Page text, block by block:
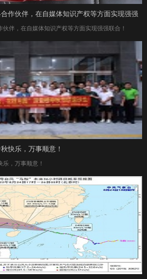
作伙伴，在自媒体知识产权等方面实现强强
伴，在自媒体知识产权等方面实现强强联合！
快乐，万事顺意！
，万事顺意！